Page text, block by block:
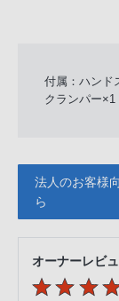
付属：ハンド
クランパー×1
法人のお客様
ら
オーナーレビ